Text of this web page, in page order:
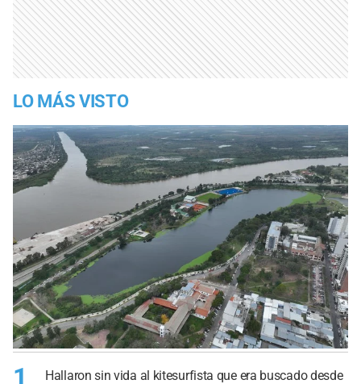
LO MÁS VISTO
1
Hallaron sin vida al kitesurfista que era buscado desde